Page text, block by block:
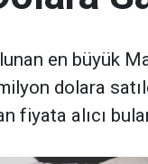
en büyük
dolara
fiyata alıcı